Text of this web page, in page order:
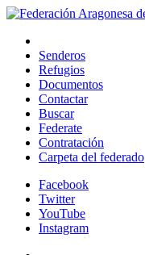
Senderos
Refugios
Documentos
Contactar
Buscar
Federate
Contratación
Carpeta del federado
Facebook
Twitter
YouTube
Instagram